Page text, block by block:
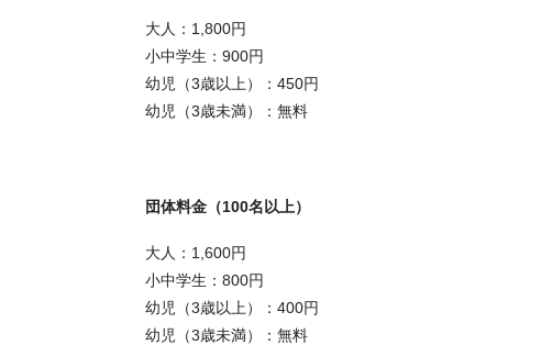
大人：1,800円
小中学生：900円
幼児（3歳以上）：450円
幼児（3歳未満）：無料
団体料金（100名以上）
大人：1,600円
小中学生：800円
幼児（3歳以上）：400円
幼児（3歳未満）：無料